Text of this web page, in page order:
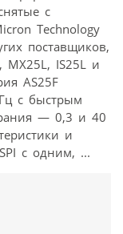
с
Technology
поставщиков,
MX25L, IS25L и
AS25F
с быстрым
— 0,3 и 40
и
с одним, ...